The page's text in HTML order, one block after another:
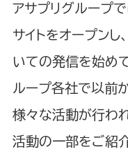
アサプリグルー
サイトをオープン
いての発信を始め
ループ各社で以前
様々な活動が行わ
活動の一部をご紹介